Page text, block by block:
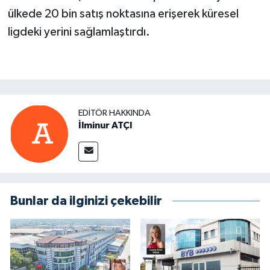
ülkede 20 bin satış noktasına erişerek küresel
ligdeki yerini sağlamlaştırdı.
EDITÖR HAKKINDA
İlminur ATÇI
Bunlar da ilginizi çekebilir